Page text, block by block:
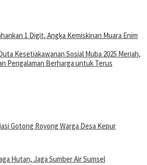
1 Digit, Angka Kemiskinan Muara Enim
Kesetiakawanan Sosial Muba 2025 Meriah,
Pengalaman Berharga untuk Terus
Gotong Royong Warga Desa Kepur
Hutan, Jaga Sumber Air Sumsel